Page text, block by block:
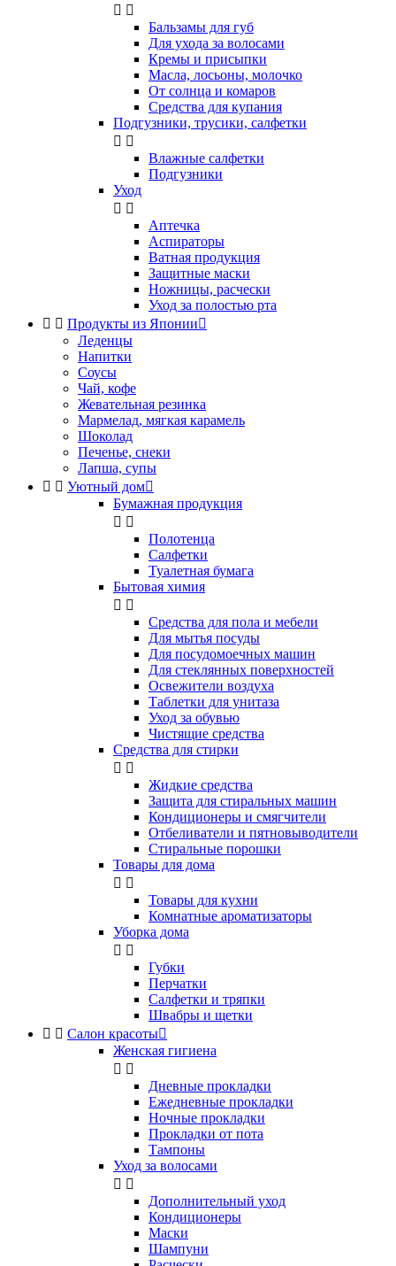
 
Бальзамы для губ
Для ухода за волосами
Кремы и присыпки
Масла, лосьоны, молочко
От солнца и комаров
Средства для купания
Подгузники, трусики, салфетки
 
Влажные салфетки
Подгузники
Уход
 
Аптечка
Аспираторы
Ватная продукция
Защитные маски
Ножницы, расчески
Уход за полостью рта
  Продукты из Японии
Леденцы
Напитки
Соусы
Чай, кофе
Жевательная резинка
Мармелад, мягкая карамель
Шоколад
Печенье, снеки
Лапша, супы
  Уютный дом
Бумажная продукция
 
Полотенца
Салфетки
Туалетная бумага
Бытовая химия
 
Cредства для пола и мебели
Для мытья посуды
Для посудомоечных машин
Для стеклянных поверхностей
Освежители воздуха
Таблетки для унитаза
Уход за обувью
Чистящие средства
Средства для стирки
 
Жидкие средства
Защита для стиральных машин
Кондиционеры и смягчители
Отбеливатели и пятновыводители
Стиральные порошки
Товары для дома
 
Товары для кухни
Комнатные ароматизаторы
Уборка дома
 
Губки
Перчатки
Салфетки и тряпки
Швабры и щетки
  Салон красоты
Женская гигиена
 
Дневные прокладки
Ежедневные прокладки
Ночные прокладки
Прокладки от пота
Тампоны
Уход за волосами
 
Дополнительный уход
Кондиционеры
Маски
Шампуни